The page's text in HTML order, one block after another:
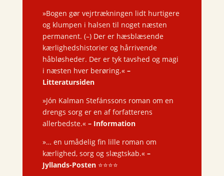
»Bogen gør vejrtrækningen lidt hurtigere
og klumpen i halsen til noget næsten
permanent. (–) Der er hæsblæsende
kærlighedshistorier og hårrivende
håbløsheder. Der er tyk tavshed og magi
i næsten hver berøring.« –
Litteratursiden
»Jón Kalman Stefánssons roman om en
drengs sorg er en af forfatterens
allerbedste.« – Information
»… en umådelig fin lille roman om
kærlighed, sorg og slægtskab.« –
Jyllands-Posten⭐️⭐️⭐️⭐️